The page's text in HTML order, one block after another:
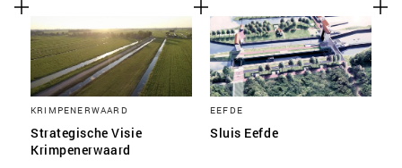
KRIMPENERWAARD
Strategische Visie
Krimpenerwaard
EEFDE
Sluis Eefde